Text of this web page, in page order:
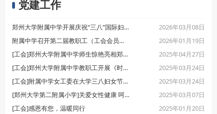
党建工作
郑州大学附属中学开展庆祝“三八”国际妇女节趣味文体活动
2026年03月08日
​附属中学召开第二届教职工（工会会员）代表大会第二次会议
2026年01月19日
[工会]郑州大学附属中学师生惊艳亮相郑州大学2025年阳光体育运动会
2025年04月27日
[工会]郑州大学附属中学教职工开展《时尚养生操》比赛
2025年03月24日
[工会]附属中学女工委在大学三八妇女节表彰大会上取得优异成绩
2025年03月24日
[郑州大学第二附属小学]关爱女性健康 呵护美丽人生
2025年03月07日
[工会]感恩有您，温暖同行
2025年01月20日